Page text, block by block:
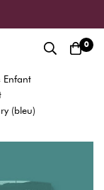
0
Enfant
(bleu)